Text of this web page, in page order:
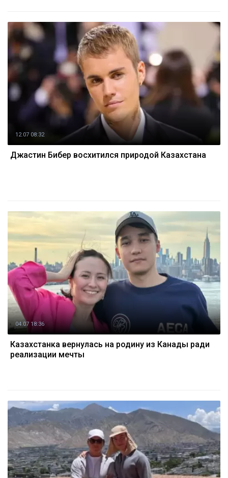
12.07 08:32
Джастин Бибер восхитился природой Казахстана
04.07 18:36
Казахстанка вернулась на родину из Канады ради
реализации мечты